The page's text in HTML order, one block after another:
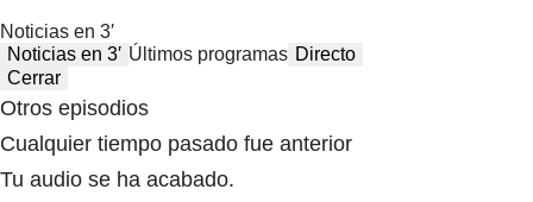
Noticias en 3′
Noticias en 3′ Últimos programas Directo
Cerrar
Otros episodios
Cualquier tiempo pasado fue anterior
Tu audio se ha acabado.